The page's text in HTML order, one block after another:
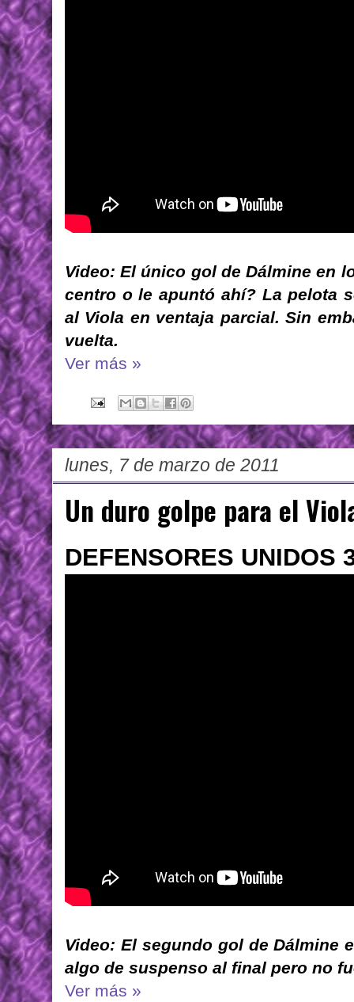
Video: El único gol de Dálmine en
centro o le apuntó ahí? La pelota
al Viola en ventaja parcial. Sin
vuelta.
Ver más »
lunes, 7 de marzo de 2011
Un duro golpe para el
DEFENSORES UNIDOS
Video: El segundo gol de Dálmine
algo de suspenso al final pero no
Ver más »